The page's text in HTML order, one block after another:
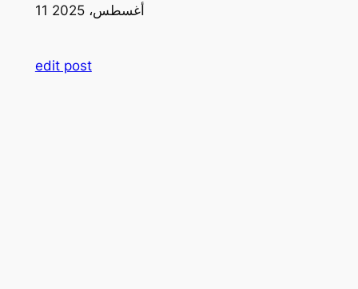
11 أغسطس، 2025
edit post